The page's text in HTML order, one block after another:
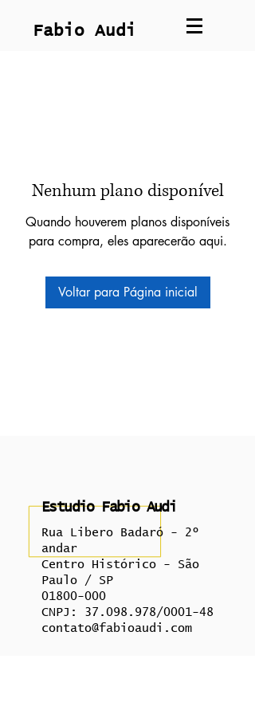
Fabio Audi
Nenhum plano disponível
Quando houverem planos disponíveis
para compra, eles aparecerão aqui.
Voltar para Página inicial
Rua Libero Badaró - 2º
andar
Centro Histórico - São
Paulo / SP
01800-000
CNPJ: 37.098.978/0001-48
contato@fabioaudi.com
Estudio Fabio Audi